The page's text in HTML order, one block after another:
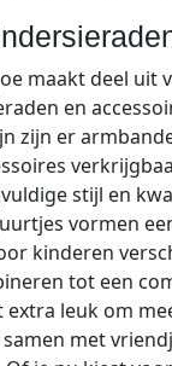
maakt deel uit
en
zijn er
stijl en
vormen
kinderen
tot een
extra leuk om
met